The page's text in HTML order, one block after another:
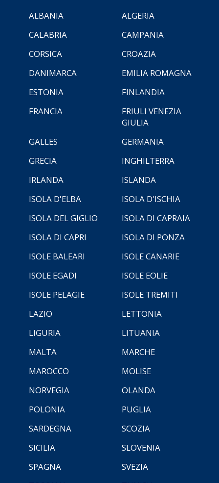
ALBANIA
ALGERIA
CALABRIA
CAMPANIA
CORSICA
CROAZIA
DANIMARCA
EMILIA ROMAGNA
ESTONIA
FINLANDIA
FRANCIA
FRIULI VENEZIA
GIULIA
GALLES
GERMANIA
GRECIA
INGHILTERRA
IRLANDA
ISLANDA
ISOLA D'ELBA
ISOLA D'ISCHIA
ISOLA DEL GIGLIO
ISOLA DI CAPRAIA
ISOLA DI CAPRI
ISOLA DI PONZA
ISOLE BALEARI
ISOLE CANARIE
ISOLE EGADI
ISOLE EOLIE
ISOLE PELAGIE
ISOLE TREMITI
LAZIO
LETTONIA
LIGURIA
LITUANIA
MALTA
MARCHE
MAROCCO
MOLISE
NORVEGIA
OLANDA
POLONIA
PUGLIA
SARDEGNA
SCOZIA
SICILIA
SLOVENIA
SPAGNA
SVEZIA